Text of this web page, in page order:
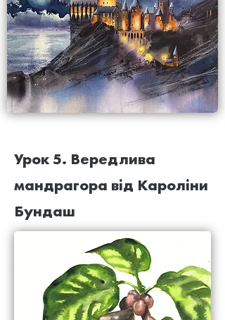
Урок 5. Вередлива
мандрагора від Кароліни
Бундаш